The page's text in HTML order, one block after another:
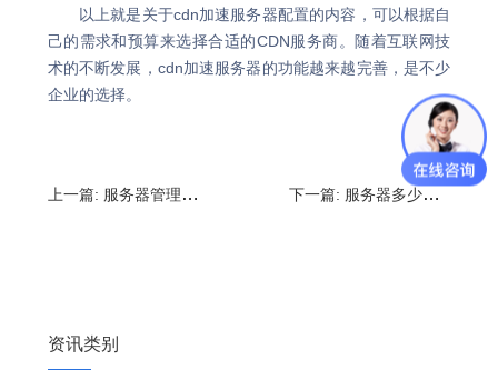
以上就是关于cdn加速服务器配置的内容，可以根据自
己的需求和预算来选择合适的CDN服务商。随着互联网技
术的不断发展，cdn加速服务器的功能越来越完善，是不少
企业的选择。
上一篇: 服务器管理要注意哪些问题?服务器的维护工作有哪些 下一篇: 服务器多少钱一个月?自己买个服务器有什么用
资讯类别